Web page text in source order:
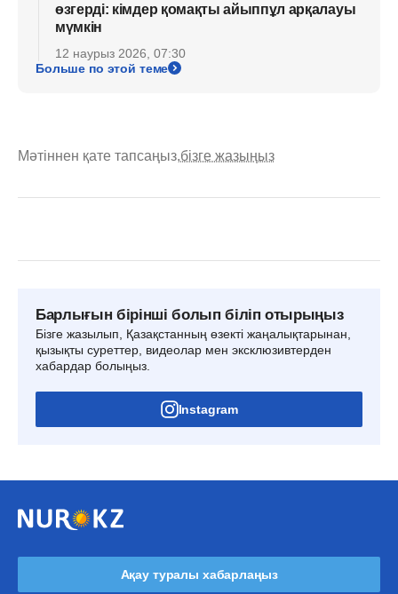
өзгерді: кімдер қомақты айыппұл арқалауы
мүмкін
12 наурыз 2026, 07:30
Больше по этой теме
Мәтіннен қате тапсаңыз,бізге жазыңыз
Барлығын бірінші болып біліп отырыңыз
Бізге жазылып, Қазақстанның өзекті жаңалықтарынан,
қызықты суреттер, видеолар мен эксклюзивтерден
хабардар болыңыз.
Instagram
Ақау туралы хабарлаңыз